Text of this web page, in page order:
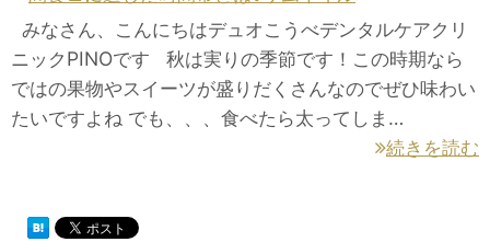
みなさん、こんにちはデュオこうべデンタルケアクリ
ニックPINOです 秋は実りの季節です！この時期なら
ではの果物やスイーツが盛りだくさんなのでぜひ味わい
たいですよね でも、、、食べたら太ってしま…
続きを読む